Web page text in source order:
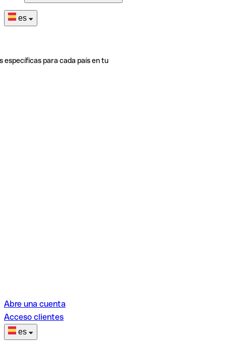
es
específicas para cada país en tu
Abre una cuenta
Acceso clientes
es